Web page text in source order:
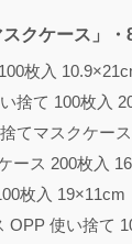
クケース」・
枚入
捨て 100枚入
てマスクケー
ース 200枚入
枚入 19×11cm
使い捨て